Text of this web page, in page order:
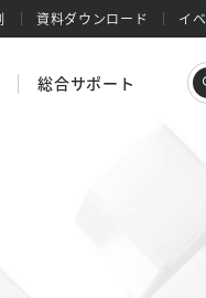
資料ダウンロード イ
総合サポート